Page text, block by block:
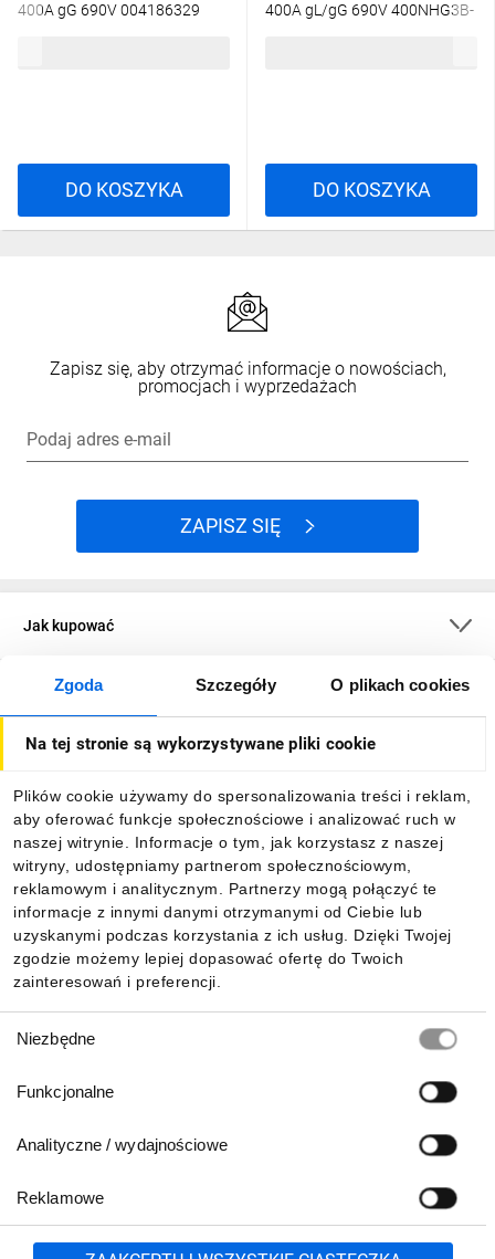
Zgoda Szczegóły O plikach cookies
Na tej stronie są wykorzystywane pliki cookie
Plików cookie używamy do spersonalizowania treści i reklam,
aby oferować funkcje społecznościowe i analizować ruch w
naszej witrynie. Informacje o tym, jak korzystasz z naszej
witryny, udostępniamy partnerom społecznościowym,
reklamowym i analitycznym. Partnerzy mogą połączyć te
informacje z innymi danymi otrzymanymi od Ciebie lub
uzyskanymi podczas korzystania z ich usług. Dzięki Twojej
zgodzie możemy lepiej dopasować ofertę do Twoich
zainteresowań i preferencji.
zgody
Niezbędne
Funkcjonalne
Analityczne / wydajnościowe
Reklamowe
400A gG 690V 004186329
DO KOSZYKA
400A gL/gG 690V 400NHG3B-
DO KOSZYKA
Zapisz się, aby otrzymać informacje o nowościach,
promocjach i wyprzedażach
Podaj adres e-mail
ZAPISZ SIĘ
Jak kupować
O firmie
Informacje
Pobierz naszą aplikację mobilną:
801 500 700 lub 71 37 61 600